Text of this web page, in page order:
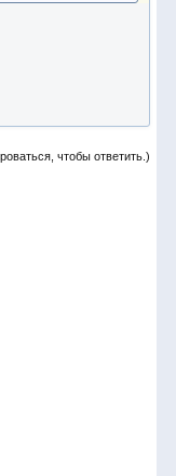
чтобы ответить.)